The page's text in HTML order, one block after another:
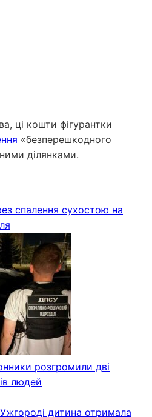
ці кошти фігурантки
«безперешкодного
ділянками.
спалення сухостою на
розгромили дві
людей
дитина отримала